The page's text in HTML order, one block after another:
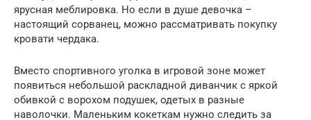
ярусная меблировка. Но если в душе девочка –
настоящий сорванец, можно рассматривать покупку
кровати чердака.
Вместо спортивного уголка в игровой зоне может
появиться небольшой раскладной диванчик с яркой
обивкой с ворохом подушек, одетых в разные
наволочки. Маленьким кокеткам нужно следить за